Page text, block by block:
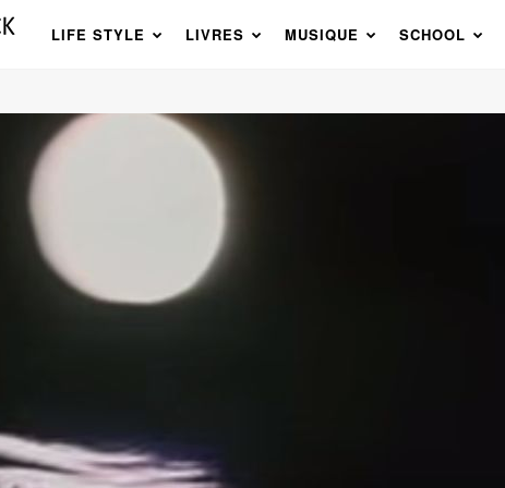
LIFE STYLE LIVRES MUSIQUE SCHOOL